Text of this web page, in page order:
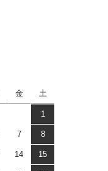
金 土
1
7 8
14 15